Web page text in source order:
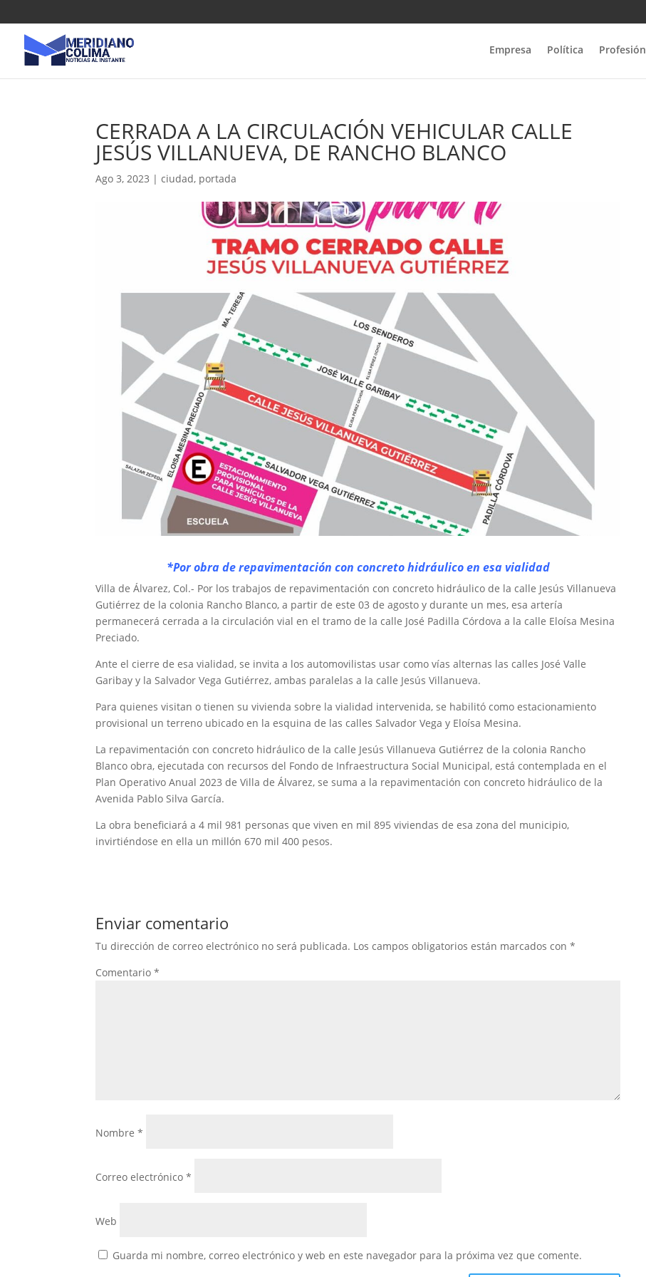
Empresa Política Profesión
CERRADA A LA CIRCULACIÓN VEHICULAR CALLE
JESÚS VILLANUEVA, DE RANCHO BLANCO
Ago 3, 2023 |ciudad, portada
*Por obra de repavimentación con concreto hidráulico en esa vialidad
Villa de Álvarez, Col.- Por los trabajos de repavimentación con concreto hidráulico de la calle Jesús Villanueva
Gutiérrez de la colonia Rancho Blanco, a partir de este 03 de agosto y durante un mes, esa artería
permanecerá cerrada a la circulación vial en el tramo de la calle José Padilla Córdova a la calle Eloísa Mesina
Preciado.
Ante el cierre de esa vialidad, se invita a los automovilistas usar como vías alternas las calles José Valle
Garibay y la Salvador Vega Gutiérrez, ambas paralelas a la calle Jesús Villanueva.
Para quienes visitan o tienen su vivienda sobre la vialidad intervenida, se habilitó como estacionamiento
provisional un terreno ubicado en la esquina de las calles Salvador Vega y Eloísa Mesina.
La repavimentación con concreto hidráulico de la calle Jesús Villanueva Gutiérrez de la colonia Rancho
Blanco obra, ejecutada con recursos del Fondo de Infraestructura Social Municipal, está contemplada en el
Plan Operativo Anual 2023 de Villa de Álvarez, se suma a la repavimentación con concreto hidráulico de la
Avenida Pablo Silva García.
La obra beneficiará a 4 mil 981 personas que viven en mil 895 viviendas de esa zona del municipio,
invirtiéndose en ella un millón 670 mil 400 pesos.
Enviar comentario
Tu dirección de correo electrónico no será publicada. Los campos obligatorios están marcados con*
Comentario*
Nombre*
Correo electrónico*
Web
Guarda mi nombre, correo electrónico y web en este navegador para la próxima vez que comente.